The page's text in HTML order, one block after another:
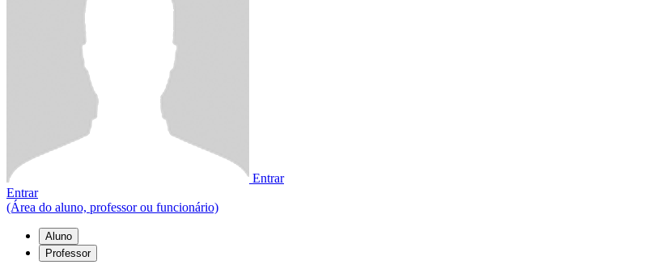
Entrar
Entrar
(Área do aluno, professor ou funcionário)
Aluno
Professor